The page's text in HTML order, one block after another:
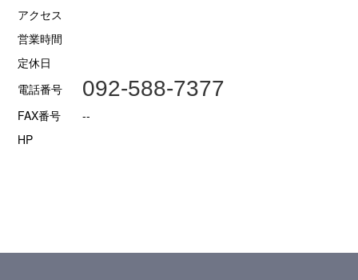
アクセス
営業時間
定休日
電話番号
092-588-7377
FAX番号
--
HP